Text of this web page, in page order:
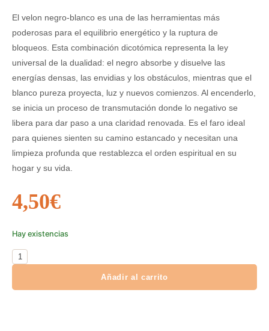
El velon negro-blanco es una de las herramientas más
poderosas para el equilibrio energético y la ruptura de
bloqueos. Esta combinación dicotómica representa la ley
universal de la dualidad: el negro absorbe y disuelve las
energías densas, las envidias y los obstáculos, mientras que el
blanco pureza proyecta, luz y nuevos comienzos. Al encenderlo,
se inicia un proceso de transmutación donde lo negativo se
libera para dar paso a una claridad renovada. Es el faro ideal
para quienes sienten su camino estancado y necesitan una
limpieza profunda que restablezca el orden espiritual en su
hogar y su vida.
4,50€
Hay existencias
Añadir al carrito